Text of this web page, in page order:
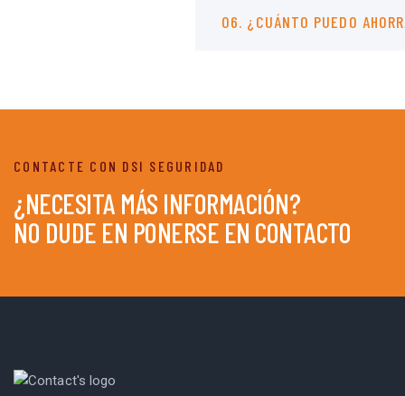
06. ¿CUÁNTO PUEDO
CONTACTE CON DSI SEGURIDAD
¿NECESITA MÁS INFORMACIÓN?
NO DUDE EN PONERSE EN CONTACTO